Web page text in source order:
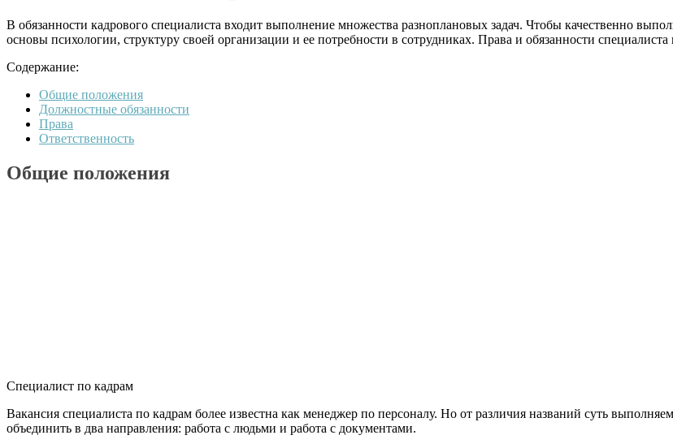
В обязанности кадрового специалиста входит выполнение множества разноплановых задач. Чтобы качественно
основы психологии, структуру своей организации и ее потребности в сотрудниках. Права и обязанности
Содержание:
Общие положения
Должностные обязанности
Права
Ответственность
Общие положения
Специалист по кадрам
Вакансия специалиста по кадрам более известна как менеджер по персоналу. Но от различия названий суть
объединить в два направления: работа с людьми и работа с документами.